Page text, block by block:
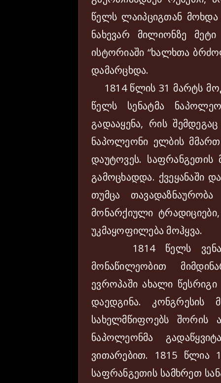
წელს ლაიპციგთან
ნახევარ მილიონზე
ისტორიაში “ხალხთა
დამარცხდა.
1814 წლის 31 მარტს
წელს სენატმა
გადააყენა, რის
ნაპოლეონი ელბის
დაუტოვეს.
გამოცხადდა. ქვეყანაში
თუმცა
მონარქიული
უკმაყოფილება მოჰყვა.
1814 წელს ვენაში,
მონაწილეობით
ევროპაში ახალი
დაედგინა. კონგრესის
სახელმწიფოებს შორის
ნაპოლეონმა
ვითარებით. 1815 წლია
საფრანგეთის სამხრეთ